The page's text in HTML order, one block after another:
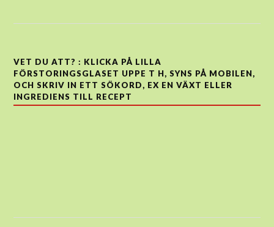
VET DU ATT? : KLICKA PÅ LILLA
FÖRSTORINGSGLASET UPPE T H, SYNS PÅ MOBILEN,
OCH SKRIV IN ETT SÖKORD, EX EN VÄXT ELLER
INGREDIENS TILL RECEPT